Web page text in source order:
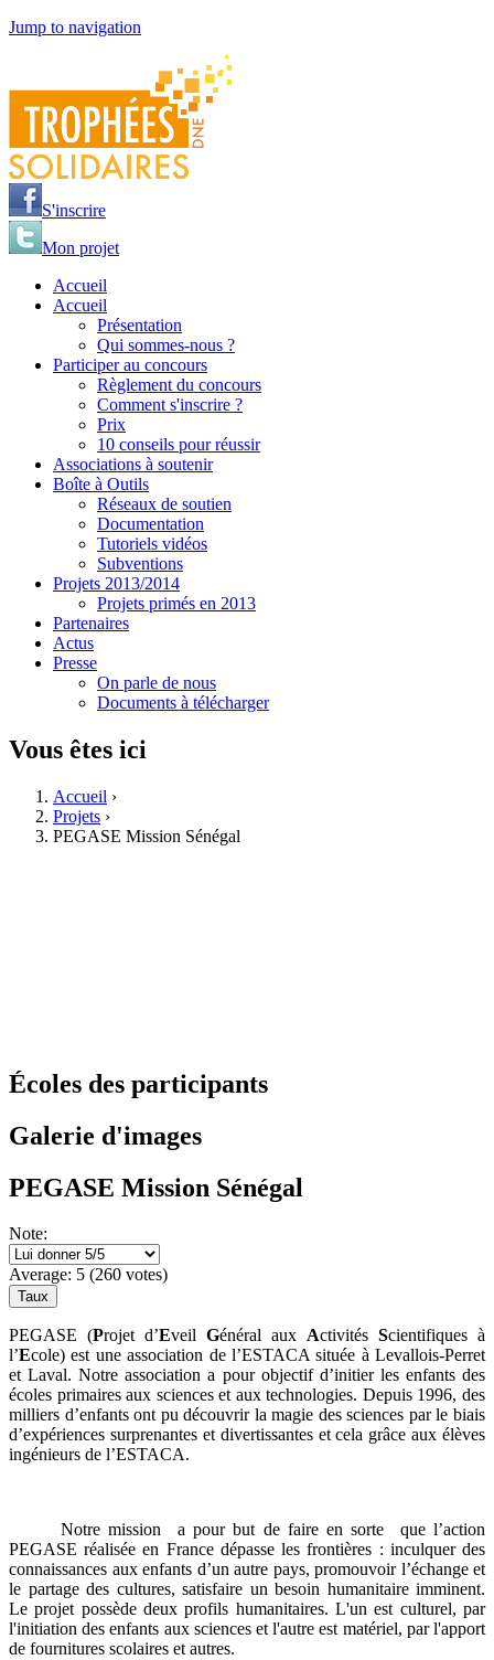
Jump to navigation
S'inscrire
Mon projet
Accueil
Accueil
Présentation
Qui sommes-nous ?
Participer au concours
Règlement du concours
Comment s'inscrire ?
Prix
10 conseils pour réussir
Associations à soutenir
Boîte à Outils
Réseaux de soutien
Documentation
Tutoriels vidéos
Subventions
Projets 2013/2014
Projets primés en 2013
Partenaires
Actus
Presse
On parle de nous
Documents à télécharger
Vous êtes ici
Accueil ›
Projets ›
PEGASE Mission Sénégal
Écoles des participants
Galerie d'images
PEGASE Mission Sénégal
Note:
Average: 5 (260 votes)
PEGASE (Projet d’Eveil Général aux Activités Scientifiques à
l’Ecole) est une association de l’ESTACA située à Levallois-Perret
et Laval. Notre association a pour objectif d’initier les enfants des
écoles primaires aux sciences et aux technologies. Depuis 1996, des
milliers d’enfants ont pu découvrir la magie des sciences par le biais
d’expériences surprenantes et divertissantes et cela grâce aux élèves
ingénieurs de l’ESTACA.
Notre mission a pour but de faire en sorte que l’action
PEGASE réalisée en France dépasse les frontières : inculquer des
connaissances aux enfants d’un autre pays, promouvoir l’échange et
le partage des cultures, satisfaire un besoin humanitaire imminent.
Le projet possède deux profils humanitaires. L'un est culturel, par
l'initiation des enfants aux sciences et l'autre est matériel, par l'apport
de fournitures scolaires et autres.